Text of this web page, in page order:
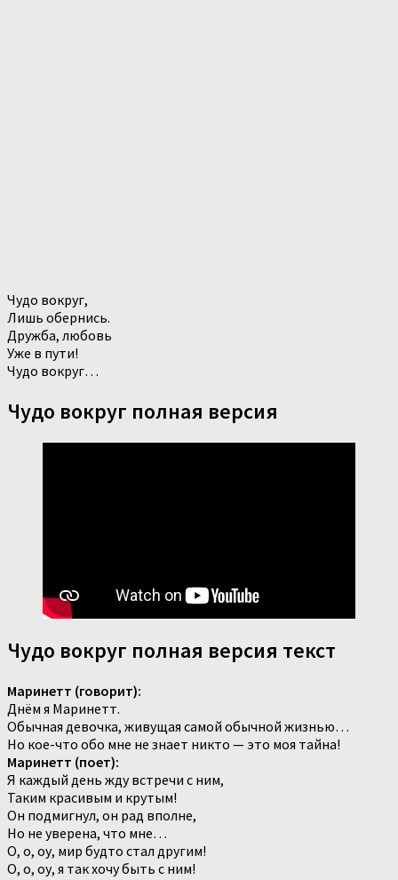
Чудо вокруг,
Лишь обернись.
Дружба, любовь
Уже в пути!
Чудо вокруг…
Чудо вокруг полная версия
Чудо вокруг полная версия текст
Маринетт (говорит):
Днём я Маринетт.
Обычная девочка, живущая самой обычной жизнью…
Но кое-что обо мне не знает никто — это моя тайна!
Маринетт (поет):
Я каждый день жду встречи с ним,
Таким красивым и крутым!
Он подмигнул, он рад вполне,
Но не уверена, что мне…
О, о, оу, мир будто стал другим!
О, о, оу, я так хочу быть с ним!